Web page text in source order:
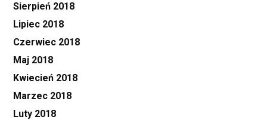
Sierpień 2018
Lipiec 2018
Czerwiec 2018
Maj 2018
Kwiecień 2018
Marzec 2018
Luty 2018